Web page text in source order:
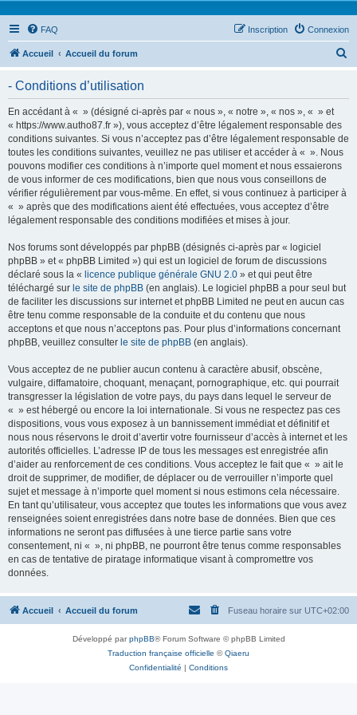
FAQ Connexion
Inscription
Accueil Accueil du forum
- Conditions d’utilisation
En accédant à « » (désigné ci-après par « nous », « notre », « nos », « » et
« https://www.autho87.fr »), vous acceptez d’être légalement responsable des
conditions suivantes. Si vous n’acceptez pas d’être légalement responsable de
toutes les conditions suivantes, veuillez ne pas utiliser et accéder à « ». Nous
pouvons modifier ces conditions à n’importe quel moment et nous essaierons
de vous informer de ces modifications, bien que nous vous conseillons de
vérifier régulièrement par vous-même. En effet, si vous continuez à participer à
« » après que des modifications aient été effectuées, vous acceptez d’être
légalement responsable des conditions modifiées et mises à jour.
Nos forums sont développés par phpBB (désignés ci-après par « logiciel
phpBB » et « phpBB Limited ») qui est un logiciel de forum de discussions
déclaré sous la « licence publique générale GNU 2.0 » et qui peut être
téléchargé sur le site de phpBB (en anglais). Le logiciel phpBB a pour seul but
de faciliter les discussions sur internet et phpBB Limited ne peut en aucun cas
être tenu comme responsable de la conduite et du contenu que nous
acceptons et que nous n’acceptons pas. Pour plus d’informations concernant
phpBB, veuillez consulter le site de phpBB (en anglais).
Vous acceptez de ne publier aucun contenu à caractère abusif, obscène,
vulgaire, diffamatoire, choquant, menaçant, pornographique, etc. qui pourrait
transgresser la législation de votre pays, du pays dans lequel le serveur de
« » est hébergé ou encore la loi internationale. Si vous ne respectez pas ces
dispositions, vous vous exposez à un bannissement immédiat et définitif et
nous nous réservons le droit d’avertir votre fournisseur d’accès à internet et les
autorités officielles. L’adresse IP de tous les messages est enregistrée afin
d’aider au renforcement de ces conditions. Vous acceptez le fait que « » ait le
droit de supprimer, de modifier, de déplacer ou de verrouiller n’importe quel
sujet et message à n’importe quel moment si nous estimons cela nécessaire.
En tant qu’utilisateur, vous acceptez que toutes les informations que vous avez
renseignées soient enregistrées dans notre base de données. Bien que ces
informations ne seront pas diffusées à une tierce partie sans votre
consentement, ni « », ni phpBB, ne pourront être tenus comme responsables
en cas de tentative de piratage informatique visant à compromettre vos
données.
Accueil Accueil du forum Fuseau horaire sur UTC+02:00
Développé parphpBB® Forum Software © phpBB Limited
Traduction française officielle ©Qiaeru
Confidentialité | Conditions